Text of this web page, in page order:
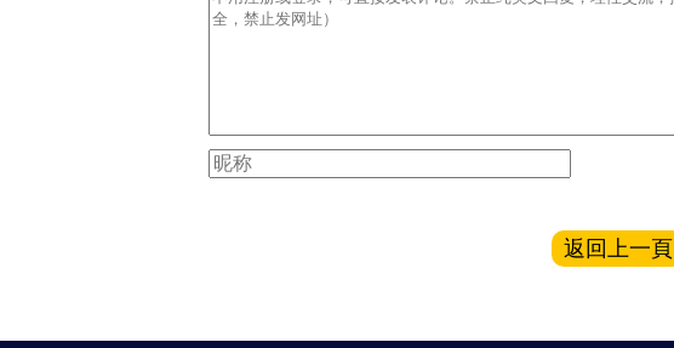
返回上一頁